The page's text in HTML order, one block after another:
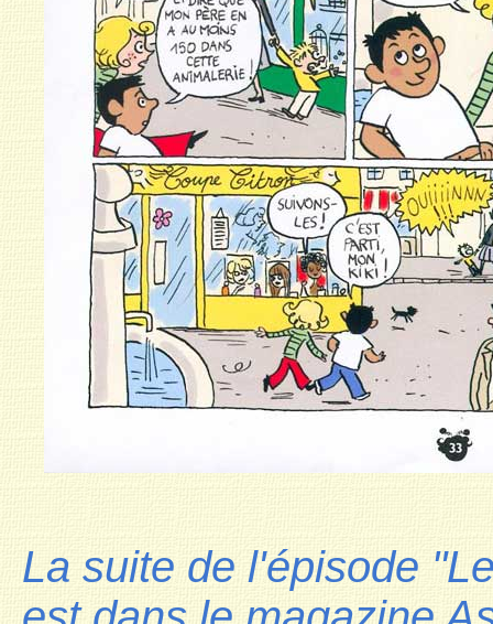
La suite de l'épisode